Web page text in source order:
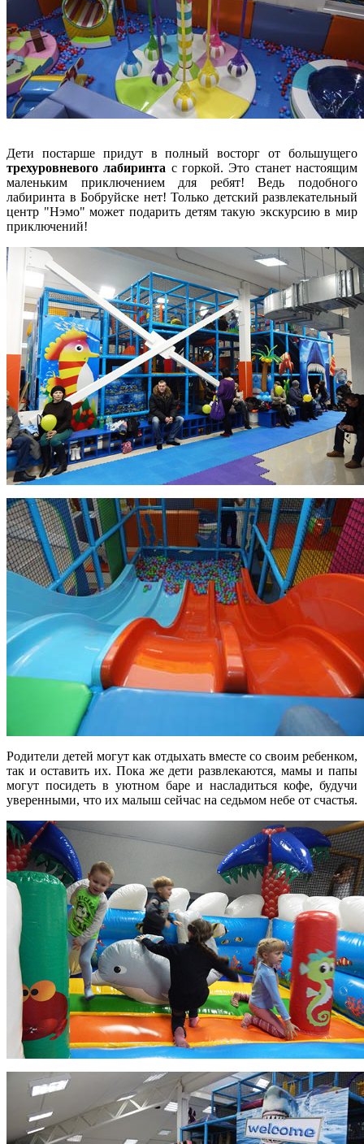
Дети постарше придут в полный восторг от большущего
трехуровневого лабиринта с горкой. Это станет настоящим
маленьким приключением для ребят! Ведь подобного
лабиринта в Бобруйске нет! Только детский развлекательный
центр "Нэмо" может подарить детям такую экскурсию в мир
приключений!
Родители детей могут как отдыхать вместе со своим ребенком,
так и оставить их. Пока же дети развлекаются, мамы и папы
могут посидеть в уютном баре и насладиться кофе, будучи
уверенными, что их малыш сейчас на седьмом небе от счастья.